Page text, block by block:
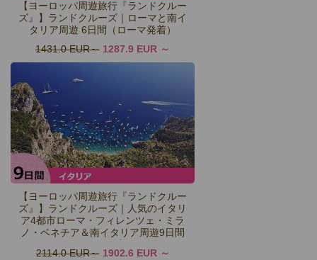
【ヨーロッパ周遊旅行『ランドクルー
ズ』】ランドクルーズ｜ローマと南イ
タリア周遊 6日間（ローマ発着）
1431.0 EUR
1287.9 EUR
【ヨーロッパ周遊旅行『ランドクルー
ズ』】ランドクルーズ｜人気のイタリ
ア4都市ローマ・フィレンツェ・ミラ
ノ・ベネチア＆南イタリア周遊9日間
2114.0 EUR 1902.6 EUR